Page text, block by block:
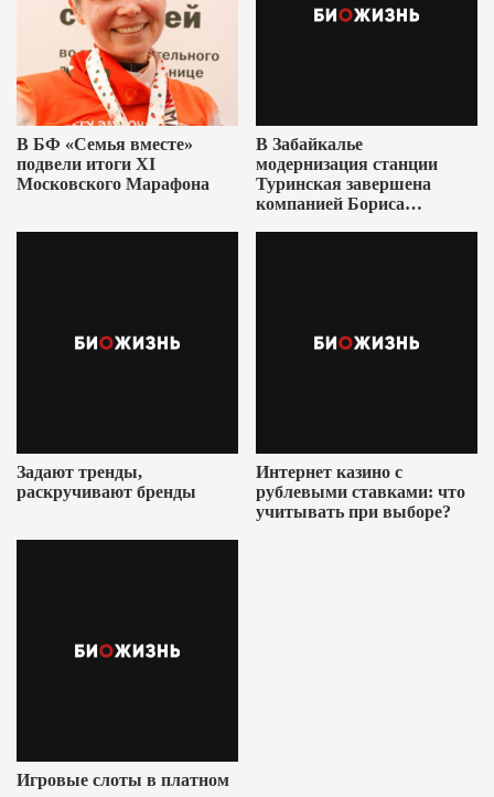
В БФ «Семья вместе»
подвели итоги XI
Московского Марафона
В Забайкалье
модернизация станции
Туринская завершена
компанией Бориса
Задают тренды,
раскручивают бренды
Интернет казино с
рублевыми ставками: что
учитывать при выборе?
Игровые слоты в платном